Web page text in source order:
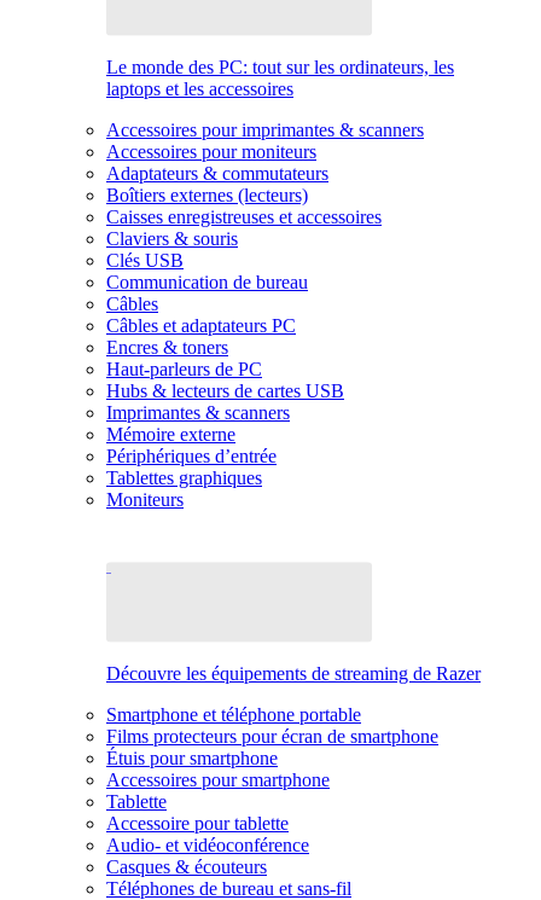
Le monde des PC: tout sur les ordinateurs, les
laptops et les accessoires
Accessoires pour imprimantes & scanners
Accessoires pour moniteurs
Adaptateurs & commutateurs
Boîtiers externes (lecteurs)
Caisses enregistreuses et accessoires
Claviers & souris
Clés USB
Communication de bureau
Câbles
Câbles et adaptateurs PC
Encres & toners
Haut-parleurs de PC
Hubs & lecteurs de cartes USB
Imprimantes & scanners
Mémoire externe
Périphériques d’entrée
Tablettes graphiques
Moniteurs
Découvre les équipements de streaming de Razer
Smartphone et téléphone portable
Films protecteurs pour écran de smartphone
Étuis pour smartphone
Accessoires pour smartphone
Tablette
Accessoire pour tablette
Audio- et vidéoconférence
Casques & écouteurs
Téléphones de bureau et sans-fil